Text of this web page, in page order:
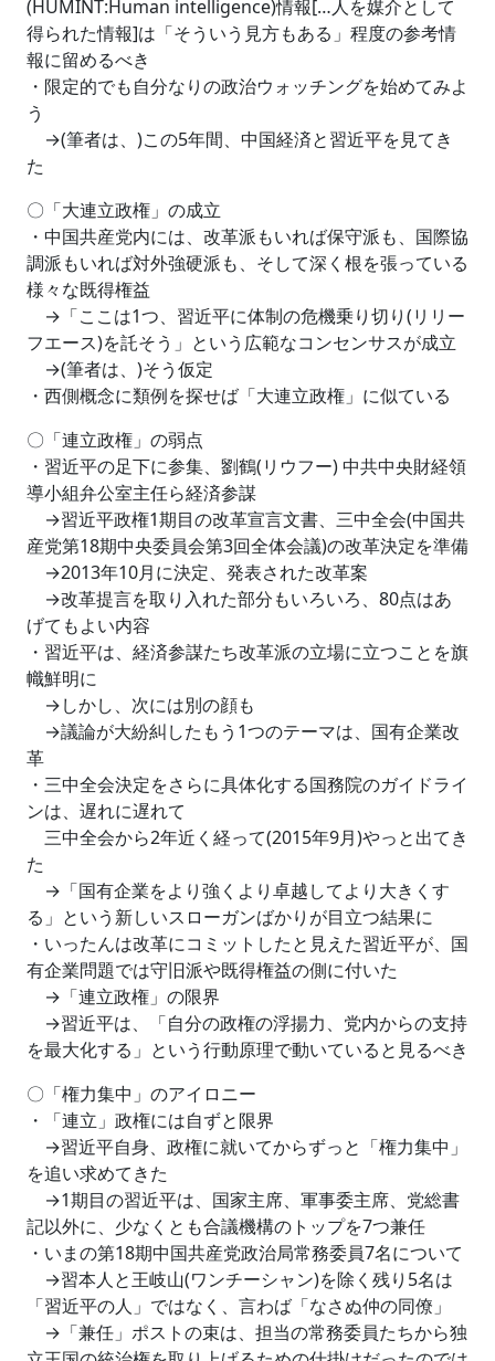
(HUMINT:Human intelligence)情報[…人を媒介として
得られた情報]は「そういう見方もある」程度の参考情
報に留めるべき
・限定的でも自分なりの政治ウォッチングを始めてみよ
う
→(筆者は、)この5年間、中国経済と習近平を見てき
た
〇「大連立政権」の成立
・中国共産党内には、改革派もいれば保守派も、国際協
調派もいれば対外強硬派も、そして深く根を張っている
様々な既得権益
→「ここは1つ、習近平に体制の危機乗り切り(リリー
フエース)を託そう」という広範なコンセンサスが成立
→(筆者は、)そう仮定
・西側概念に類例を探せば「大連立政権」に似ている
〇「連立政権」の弱点
・習近平の足下に参集、劉鶴(リウフー) 中共中央財経領
導小組弁公室主任ら経済参謀
→習近平政権1期目の改革宣言文書、三中全会(中国共
産党第18期中央委員会第3回全体会議)の改革決定を準備
→2013年10月に決定、発表された改革案
→改革提言を取り入れた部分もいろいろ、80点はあ
げてもよい内容
・習近平は、経済参謀たち改革派の立場に立つことを旗
幟鮮明に
→しかし、次には別の顔も
→議論が大紛糾したもう1つのテーマは、国有企業改
革
・三中全会決定をさらに具体化する国務院のガイドライ
ンは、遅れに遅れて
三中全会から2年近く経って(2015年9月)やっと出てき
た
→「国有企業をより強くより卓越してより大きくす
る」という新しいスローガンばかりが目立つ結果に
・いったんは改革にコミットしたと見えた習近平が、国
有企業問題では守旧派や既得権益の側に付いた
→「連立政権」の限界
→習近平は、「自分の政権の浮揚力、党内からの支持
を最大化する」という行動原理で動いていると見るべき
〇「権力集中」のアイロニー
・「連立」政権には自ずと限界
→習近平自身、政権に就いてからずっと「権力集中」
を追い求めてきた
→1期目の習近平は、国家主席、軍事委主席、党総書
記以外に、少なくとも合議機構のトップを7つ兼任
・いまの第18期中国共産党政治局常務委員7名について
→習本人と王岐山(ワンチーシャン)を除く残り5名は
「習近平の人」ではなく、言わば「なさぬ仲の同僚」
→「兼任」ポストの束は、担当の常務委員たちから独